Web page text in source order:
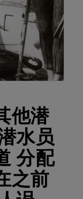
他潜
水员
分配
之前